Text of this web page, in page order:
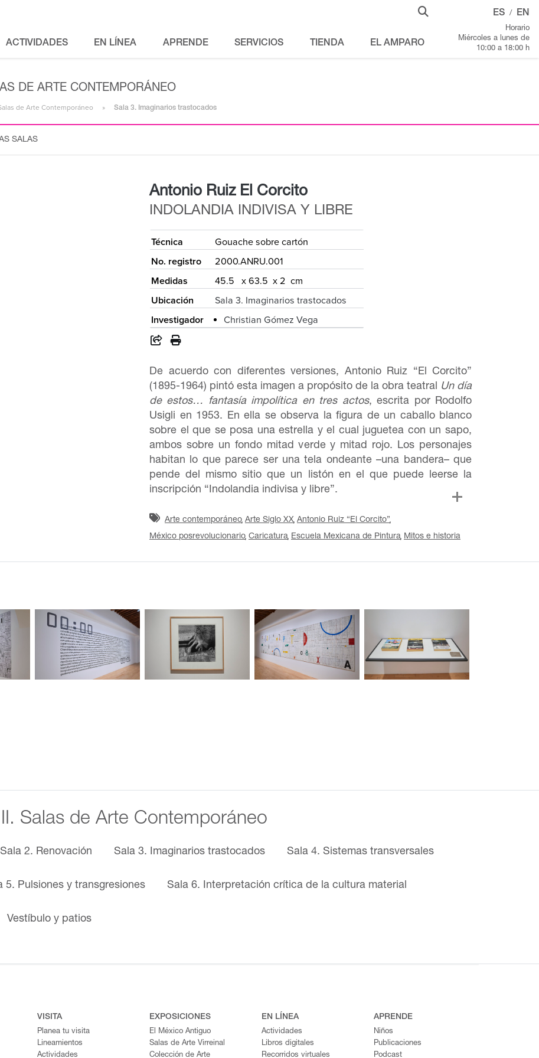
ACTIVIDADES EN LÍNEA APRENDE SERVICIOS TIENDA EL AMPARO
ES / EN
Horario
Miércoles a lunes de
10:00 a 18:00 h
DE ARTE CONTEMPORÁNEO
de Arte Contemporáneo Sala 3. Imaginarios trastocados
SALAS
Antonio Ruiz El Corcito
INDOLANDIA INDIVISA Y LIBRE
Técnica
Gouache sobre cartón
No. registro
2000.ANRU.001
Medidas
45.5 x 63.5 x 2 cm
Ubicación
Sala 3. Imaginarios trastocados
Investigador
Christian Gómez Vega
De acuerdo con diferentes versiones, Antonio Ruiz “El Corcito”
(1895-1964) pintó esta imagen a propósito de la obra teatral Un día
de estos… fantasía impolítica en tres actos, escrita por Rodolfo
Usigli en 1953. En ella se observa la figura de un caballo blanco
sobre el que se posa una estrella y el cual juguetea con un sapo,
ambos sobre un fondo mitad verde y mitad rojo. Los personajes
habitan lo que parece ser una tela ondeante –una bandera– que
pende del mismo sitio que un listón en el que puede leerse la
inscripción “Indolandia indivisa y libre”.
Arte contemporáneo Arte Siglo XX Antonio Ruiz “El Corcito”
México posrevolucionario Caricatura Escuela Mexicana de Pintura Mitos e historia
Salas de Arte Contemporáneo
Sala 2. Renovación Sala 3. Imaginarios trastocados Sala 4. Sistemas transversales
5. Pulsiones y transgresiones Sala 6. Interpretación crítica de la cultura material
Vestíbulo y patios
VISITA
Planea tu visita
Lineamientos
Actividades
EXPOSICIONES
El México Antiguo
Salas de Arte Virreinal
Colección de Arte
EN LÍNEA
Actividades
Libros digitales
Recorridos virtuales
APRENDE
Niños
Publicaciones
Podcast